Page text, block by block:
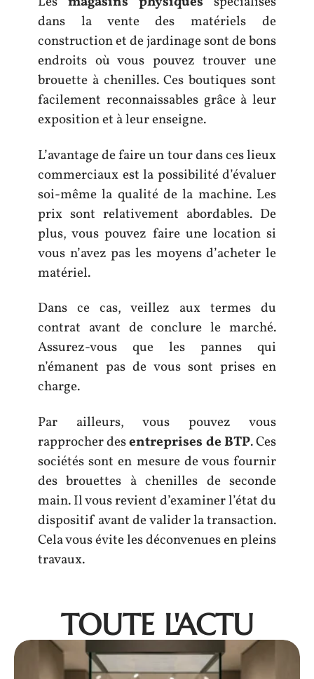
dans la vente des matériels de
construction et de jardinage sont de bons
endroits où vous pouvez trouver une
brouette à chenilles. Ces boutiques sont
facilement reconnaissables grâce à leur
exposition et à leur enseigne.
L’avantage de faire un tour dans ces lieux
commerciaux est la possibilité d’évaluer
soi-même la qualité de la machine. Les
prix sont relativement abordables. De
plus, vous pouvez faire une location si
vous n’avez pas les moyens d’acheter le
matériel.
Dans ce cas, veillez aux termes du
contrat avant de conclure le marché.
Assurez-vous que les pannes qui
n’émanent pas de vous sont prises en
charge.
Par ailleurs, vous pouvez vous
rapprocher desentreprises de BTP. Ces
sociétés sont en mesure de vous fournir
des brouettes à chenilles de seconde
main. Il vous revient d’examiner l’état du
dispositif avant de valider la transaction.
Cela vous évite les déconvenues en pleins
travaux.
TOUTE L'ACTU